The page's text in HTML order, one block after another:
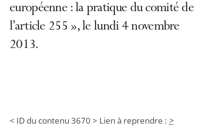
européenne : la pratique du comité de
l’article 255 », le lundi 4 novembre
2013.
< ID du contenu 3670 > Lien à reprendre : >